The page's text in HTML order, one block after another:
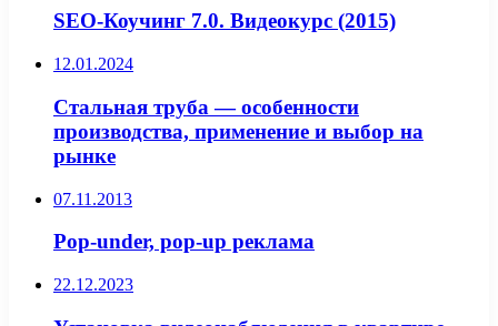
SEO-Коучинг 7.0. Видеокурс (2015)
12.01.2024
Стальная труба — особенности
производства, применение и выбор на
рынке
07.11.2013
Pop-under, pop-up реклама
22.12.2023